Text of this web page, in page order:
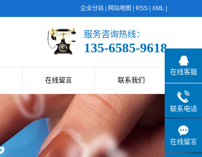
企业分站 网站地图 RSS XML
服务咨询热线：
135-6585-9618
在线留言 联系我们
在线客服
联系电话
在线留言